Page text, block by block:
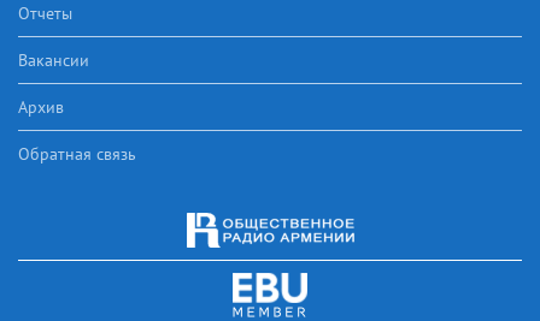
Отчеты
Вакансии
Архив
Обратная связь